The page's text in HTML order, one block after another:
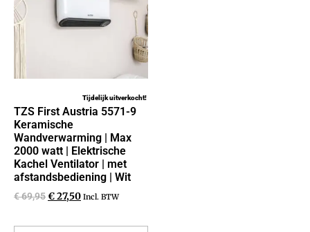
Tijdelijk uitverkocht!
TZS First Austria 5571-9
Keramische
Wandverwarming | Max
2000 watt | Elektrische
Kachel Ventilator | met
afstandsbediening | Wit
€69,95€27,50 Incl. BTW